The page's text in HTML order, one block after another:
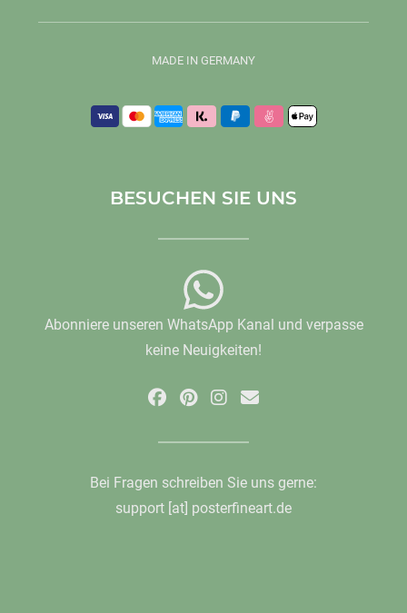
MADE IN GERMANY
BESUCHEN SIE UNS
Abonniere unseren WhatsApp Kanal und verpasse
keine Neuigkeiten!
Bei Fragen schreiben Sie uns gerne:
support [at] posterfineart.de